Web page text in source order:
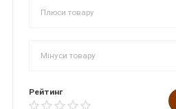
Рейтинг